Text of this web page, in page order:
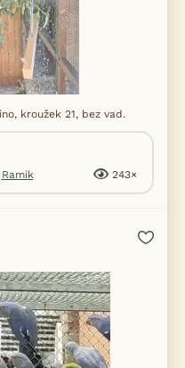
kroužek 21, bez vad.
Ramik 243×